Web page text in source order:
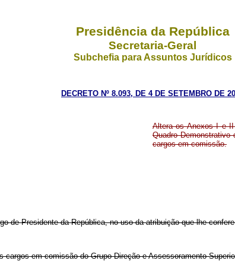
Presidência da República
Secretaria-Geral
Subchefia para Assuntos Jurídicos
DECRETO Nº 8.093, DE 4 DE SETEMBRO DE
Altera os Anexos I e
Quadro Demonstrativo
cargos em comissão.
de Presidente da República, no uso da atribuição que lhe
cargos em comissão do Grupo-Direção e Assessoramento